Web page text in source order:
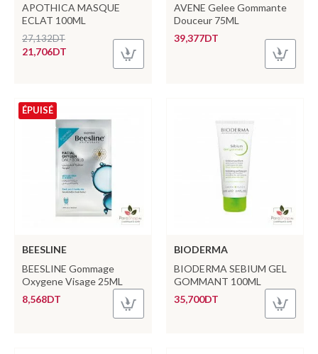
APOTHICA MASQUE
ECLAT 100ML
21,706DT
27,132DT
AVENE Gelee Gommante
Douceur 75ML
39,377DT
ÉPUISÉ
BEESLINE
BEESLINE Gommage
Oxygene Visage 25ML
8,568DT
BIODERMA
BIODERMA SEBIUM GEL
GOMMANT 100ML
35,700DT